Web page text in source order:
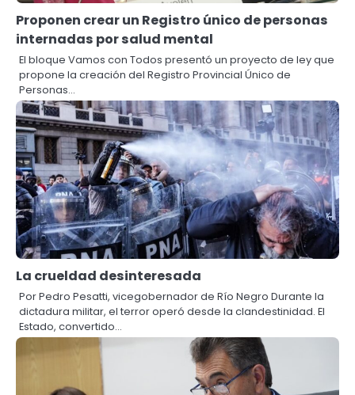
Proponen crear un Registro único de personas
internadas por salud mental
El bloque Vamos con Todos presentó un proyecto de ley que
propone la creación del Registro Provincial Único de
Personas…
La crueldad desinteresada
Por Pedro Pesatti, vicegobernador de Río Negro Durante la
dictadura militar, el terror operó desde la clandestinidad. El
Estado, convertido…